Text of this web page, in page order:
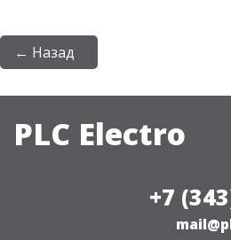
← Назад
PLC Electro
+7